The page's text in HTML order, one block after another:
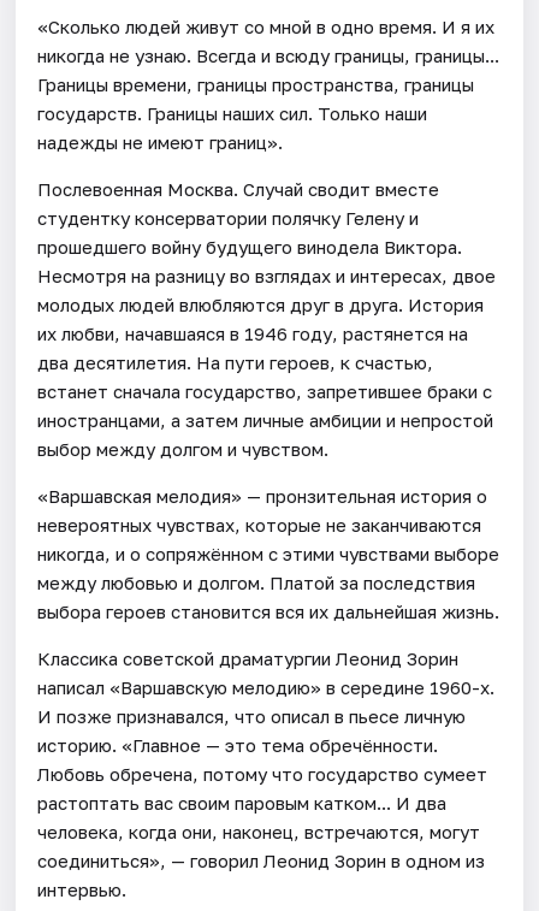
«Сколько людей живут со мной в одно время. И я их
никогда не узнаю. Всегда и всюду границы, границы...
Границы времени, границы пространства, границы
государств. Границы наших сил. Только наши
надежды не имеют границ».
Послевоенная Москва. Случай сводит вместе
студентку консерватории полячку Гелену и
прошедшего войну будущего винодела Виктора.
Несмотря на разницу во взглядах и интересах, двое
молодых людей влюбляются друг в друга. История
их любви, начавшаяся в 1946 году, растянется на
два десятилетия. На пути героев, к счастью,
встанет сначала государство, запретившее браки с
иностранцами, а затем личные амбиции и непростой
выбор между долгом и чувством.
«Варшавская мелодия» — пронзительная история о
невероятных чувствах, которые не заканчиваются
никогда, и о сопряжённом с этими чувствами выборе
между любовью и долгом. Платой за последствия
выбора героев становится вся их дальнейшая жизнь.
Классика советской драматургии Леонид Зорин
написал «Варшавскую мелодию» в середине 1960-х.
И позже признавался, что описал в пьесе личную
историю. «Главное — это тема обречённости.
Любовь обречена, потому что государство сумеет
растоптать вас своим паровым катком... И два
человека, когда они, наконец, встречаются, могут
соединиться», — говорил Леонид Зорин в одном из
интервью.